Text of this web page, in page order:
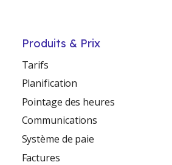
Produits & Prix
Tarifs
Planification
Pointage des heures
Communications
Système de paie
Factures